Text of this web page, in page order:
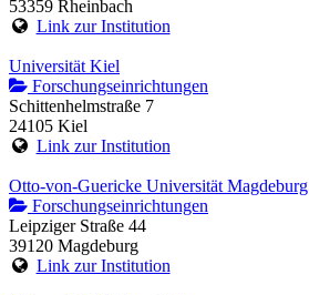
53359 Rheinbach
Link zur Institution
Universität Kiel
Forschungseinrichtungen
Schittenhelmstraße 7
24105 Kiel
Link zur Institution
Otto-von-Guericke Universität Magdeburg
Forschungseinrichtungen
Leipziger Straße 44
39120 Magdeburg
Link zur Institution